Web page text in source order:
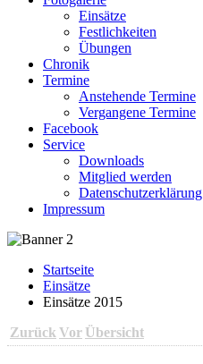
Einsätze
Festlichkeiten
Übungen
Chronik
Termine
Anstehende Termine
Vergangene Termine
Facebook
Service
Downloads
Mitglied werden
Datenschutzerklärung
Impressum
Startseite
Einsätze
Einsätze 2015
Zurück Vor Übersicht